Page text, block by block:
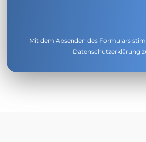
Mit dem Absenden des Formulars
Datenschutzerklärung